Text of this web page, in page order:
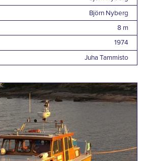
Björn Nyberg
8 m
1974
Juha Tammisto